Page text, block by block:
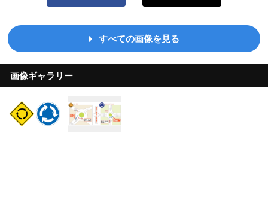
すべての画像を見る
画像ギャラリー